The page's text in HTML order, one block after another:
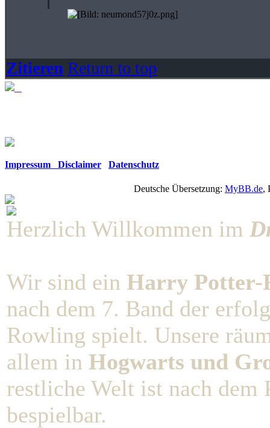
Zitieren Return to top
Impressum Disclaimer Datenschutz
Deutsche Übersetzung: MyBB.de,
Herzlich Willkommen im
Wir sind ein Harry Potter-
nach dem 7. Band der
Rowling spielt. Unsere
allem in Hogwarts und
restliche Welt ist nach
bespielbar.